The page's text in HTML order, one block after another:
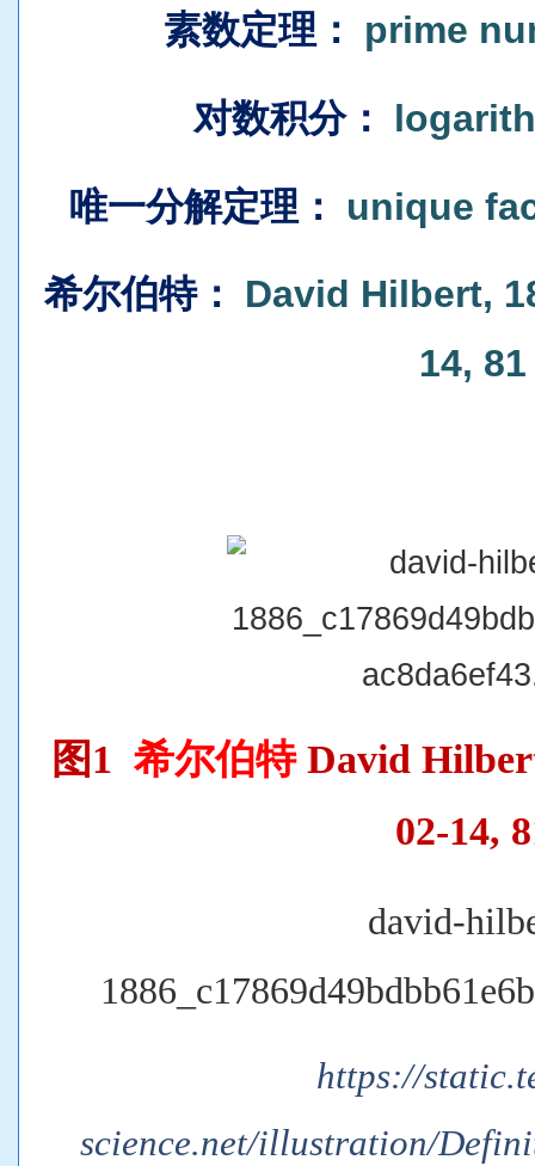
素数定理 ： prime
对数积分：
唯一分解定理 ： unique
希尔伯特： David Hilbert,
14, 81
图1 希尔伯特David
02-14,
david-
https://
science.net/illustration/